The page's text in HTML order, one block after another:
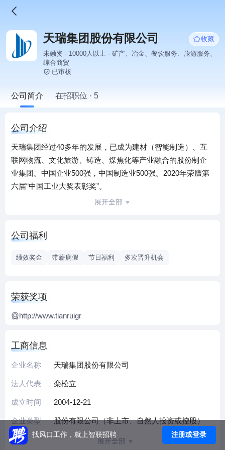
天瑞集团股份有限公司
收藏
未融资 · 10000人以上 · 矿产、冶金、餐饮服务、旅游服务、
综合商贸
已审核
公司简介 在招职位 · 5
公司介绍
天瑞集团经过40多年的发展，已成为建材（智能制造）、互
联网物流、文化旅游、铸造、煤焦化等产业融合的股份制企
业集团。中国企业500强，中国制造业500强。2020年荣膺第
六届“中国工业大奖表彰奖”。
天瑞水泥集团有限公司是国家重点支持的十二家全国性水泥
子公司共用ISO质量管理体系、环境管理体系、职业健康安全
联交所成功挂牌上市。
天瑞旅游集团股份有限公司下辖尧山-中原大佛景区（国家级
风景名胜区、国家5A级旅游景区、国家生态旅游示范区、国
位）、六羊山、南召真武顶、九龙瀑等景区，均处在伏牛山
温泉（汤）核心旅游稀缺资源。
天瑞集团铸造有限公司是国内铸造行业工艺装备技术先进的
汝州天瑞煤焦化有限公司100万吨捣固焦项目被誉为河南省煤
化工行业中科学高效、绿色环保的精品工程和示范工程。
展开全部
公司福利
绩效奖金 带薪病假 节日福利 多次晋升机会
荣获奖项
http://www.tianruigr
工商信息
企业名称 天瑞集团股份有限公司
法人代表 栾松立
成立时间 2004-12-21
企业类型 股份有限公司（非上市、自然人投资或控股）
展开全部
找风口工作，就上智联招聘 注册或登录